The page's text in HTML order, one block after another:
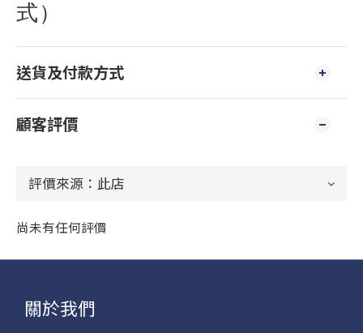
式）
送貨及付款方式
顧客評價
尚未有任何評價
關於我們